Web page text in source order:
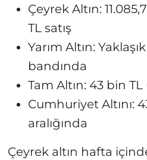
Çeyrek Altın:
TL satış
Yarım Altın:
bandında
Tam Altın: 43 bin
Cumhuriyet Altını:
aralığında
Çeyrek altın hafta